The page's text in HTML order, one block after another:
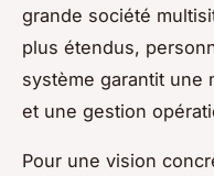
grande société
plus étendus,
système garantit une
et une gestion
Pour une vision